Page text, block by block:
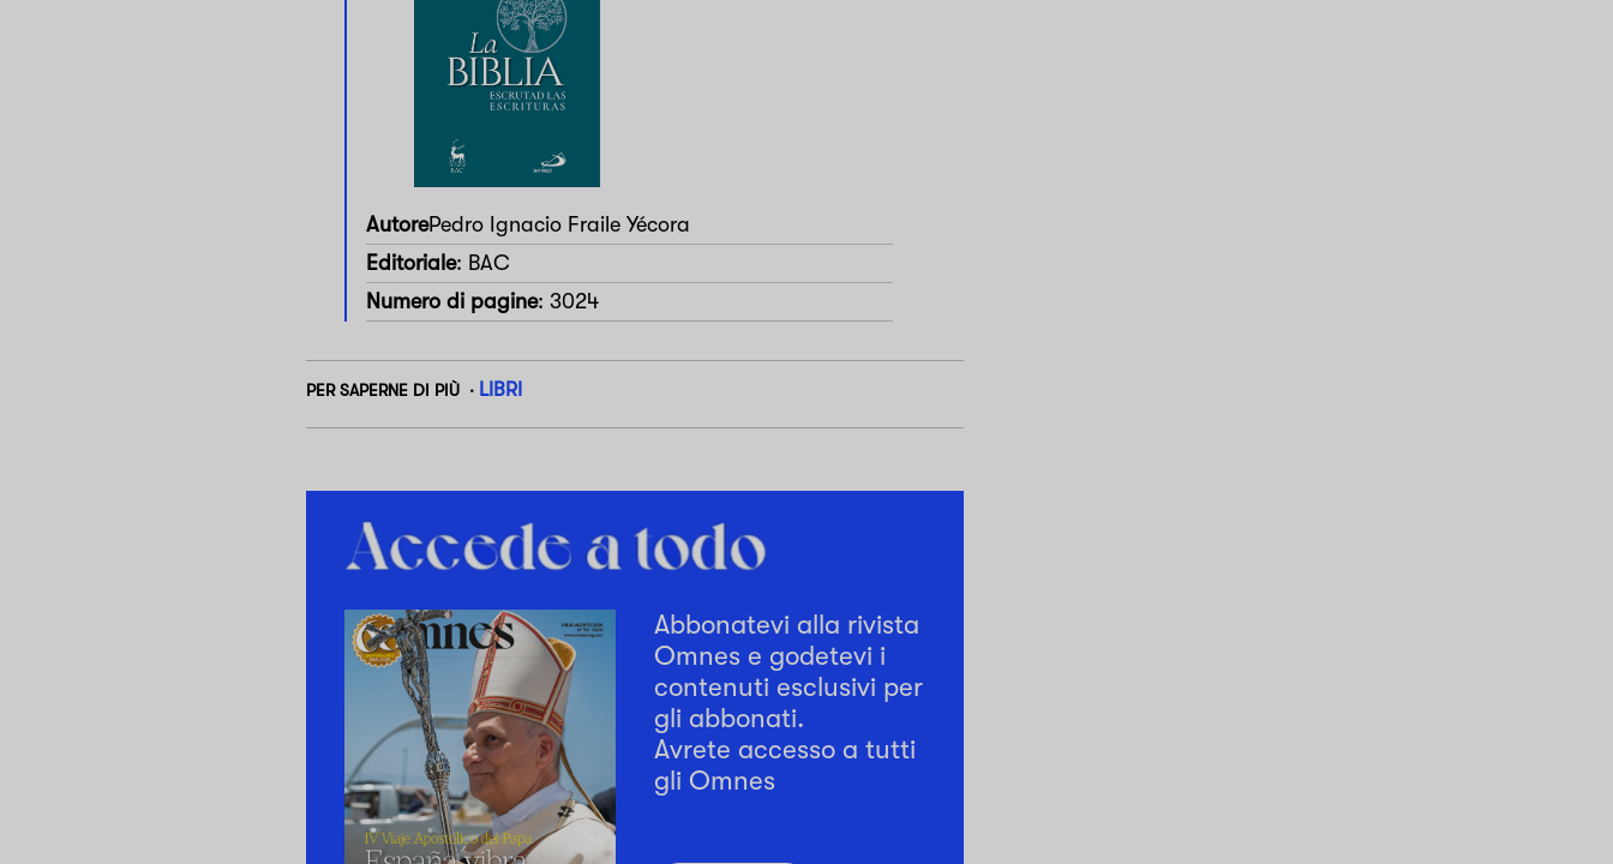
AutorePedro Ignacio Fraile Yécora
Editoriale: BAC
Numero di pagine: 3024
PER SAPERNE DI PIÙ LIBRI
Abbonatevi alla rivista
Omnes e godetevi i
contenuti esclusivi per
gli abbonati.
Avrete accesso a tutti
gli Omnes